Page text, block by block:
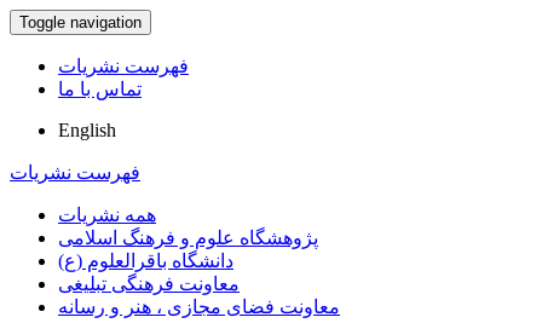
Toggle navigation
فهرست نشریات
تماس با ما
English
فهرست نشریات
همه نشریات
پژوهشگاه علوم و فرهنگ اسلامی
دانشگاه باقرالعلوم (ع)
معاونت فرهنگی تبلیغی
معاونت فضای مجازی ، هنر و رسانه